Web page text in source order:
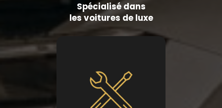
Spécialisé dans
les voitures de luxe